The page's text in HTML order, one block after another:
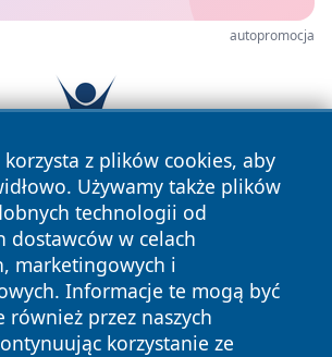
autopromocja
korzysta z plików cookies, aby
Używamy także plików
technologii od
dostawców w celach
marketingowych i
Informacje te mogą być
również przez naszych
korzystanie ze
Wszystkie prawa